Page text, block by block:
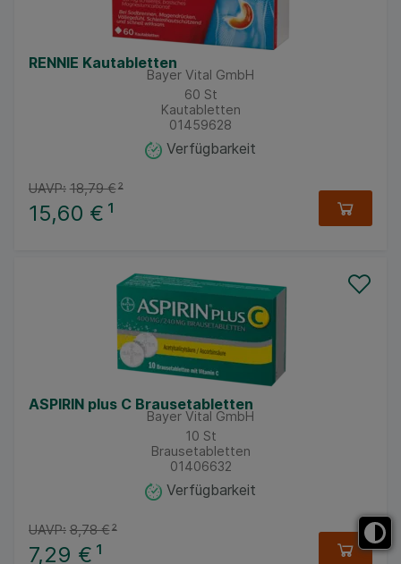
RENNIE Kautabletten
Bayer Vital GmbH
60 St
Kautabletten
01459628
Verfügbarkeit
15,60 € ¹
UAVP: 18,79 €²
ASPIRIN plus C Brausetabletten
Bayer Vital GmbH
10 St
Brausetabletten
01406632
Verfügbarkeit
7,29 € ¹
UAVP: 8,78 €²